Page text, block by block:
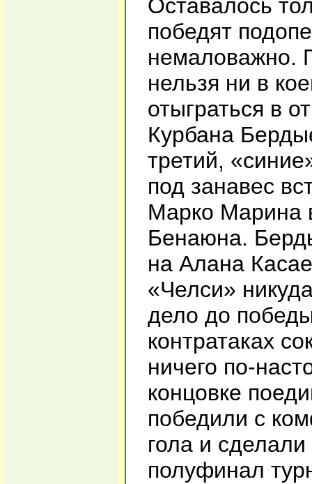
Оставалось
победят
немаловажно.
нельзя ни в
отыграться в
Курбана
третий,
под занавес
Марко Марина
Бенаюна.
на Алана
«Челси»
дело до
контратаках
ничего по-
концовке
победили с
гола и
полуфинал